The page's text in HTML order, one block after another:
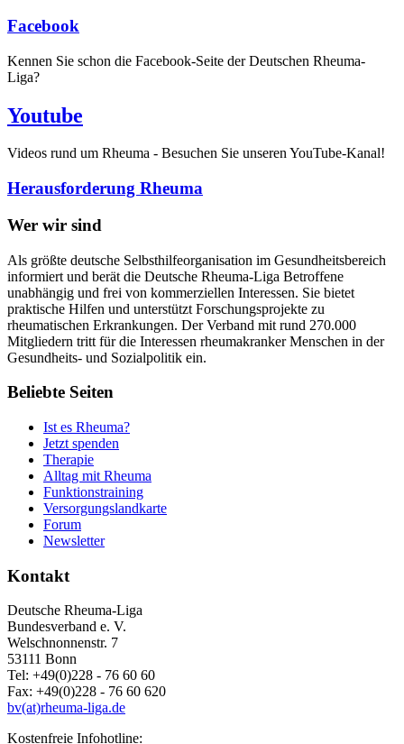
Facebook
Kennen Sie schon die Facebook-Seite der Deutschen Rheuma-
Liga?
Youtube
Videos rund um Rheuma - Besuchen Sie unseren YouTube-Kanal!
Herausforderung Rheuma
Wer wir sind
Als größte deutsche Selbsthilfeorganisation im Gesundheitsbereich
informiert und berät die Deutsche Rheuma-Liga Betroffene
unabhängig und frei von kommerziellen Interessen. Sie bietet
praktische Hilfen und unterstützt Forschungsprojekte zu
rheumatischen Erkrankungen. Der Verband mit rund 270.000
Mitgliedern tritt für die Interessen rheumakranker Menschen in der
Gesundheits- und Sozialpolitik ein.
Beliebte Seiten
Ist es Rheuma?
Jetzt spenden
Therapie
Alltag mit Rheuma
Funktionstraining
Versorgungslandkarte
Forum
Newsletter
Kontakt
Deutsche Rheuma-Liga
Bundesverband e. V.
Welschnonnenstr. 7
53111 Bonn
Tel: +49(0)228 - 76 60 60
Fax: +49(0)228 - 76 60 620
bv(at)rheuma-liga.de
Kostenfreie Infohotline: